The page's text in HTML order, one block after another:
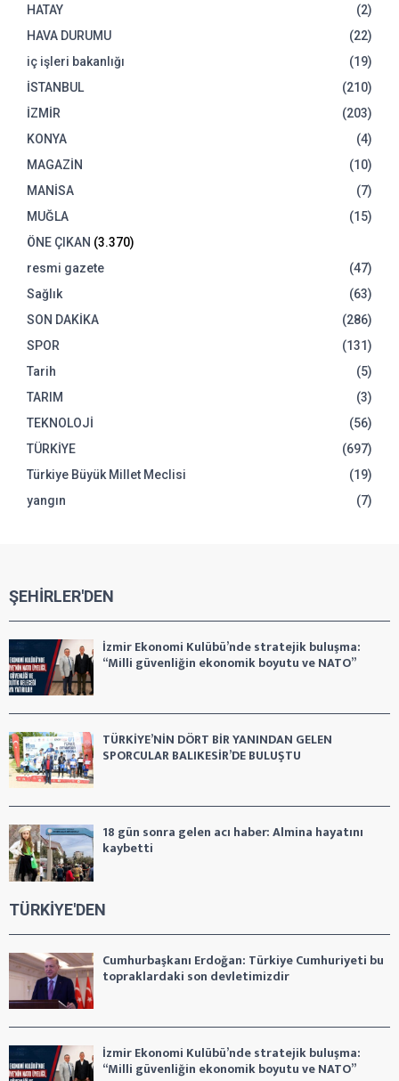
HATAY
(2)
HAVA DURUMU
(22)
iç işleri bakanlığı
(19)
İSTANBUL
(210)
İZMİR
(203)
KONYA
(4)
MAGAZİN
(10)
MANİSA
(7)
MUĞLA
(15)
ÖNE ÇIKAN (3.370)
resmi gazete
(47)
Sağlık
(63)
SON DAKİKA
(286)
SPOR
(131)
Tarih
(5)
TARIM
(3)
TEKNOLOJİ
(56)
TÜRKİYE
(697)
Türkiye Büyük Millet Meclisi
(19)
yangın
(7)
ŞEHİRLER'DEN
İzmir Ekonomi Kulübü’nde stratejik buluşma:
“Milli güvenliğin ekonomik boyutu ve NATO”
TÜRKİYE’NİN DÖRT BİR YANINDAN GELEN
SPORCULAR BALIKESİR’DE BULUŞTU
18 gün sonra gelen acı haber: Almina hayatını
kaybetti
TÜRKİYE'DEN
Cumhurbaşkanı Erdoğan: Türkiye Cumhuriyeti bu
topraklardaki son devletimizdir
İzmir Ekonomi Kulübü’nde stratejik buluşma:
“Milli güvenliğin ekonomik boyutu ve NATO”